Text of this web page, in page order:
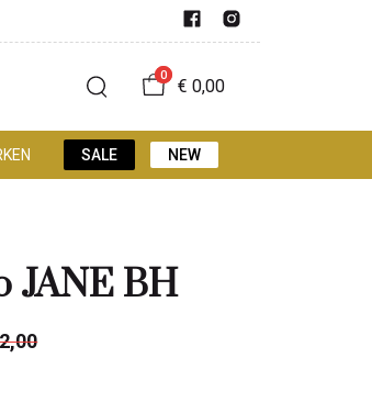
0
€ 0,00
SALE NEW
JANE BH